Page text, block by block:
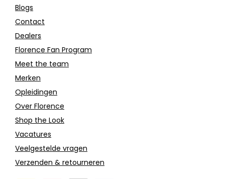
Blogs
Contact
Dealers
Florence Fan Program
Meet the team
Merken
Opleidingen
Over Florence
Shop the Look
Vacatures
Veelgestelde vragen
Verzenden & retourneren